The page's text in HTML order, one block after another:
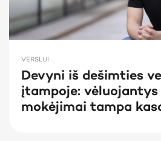
VERSLUI
Devyni iš dešimties
įtampoje:
mokėjimai tampa